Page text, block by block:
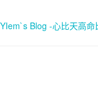
YIem`s Blog -心比天高命